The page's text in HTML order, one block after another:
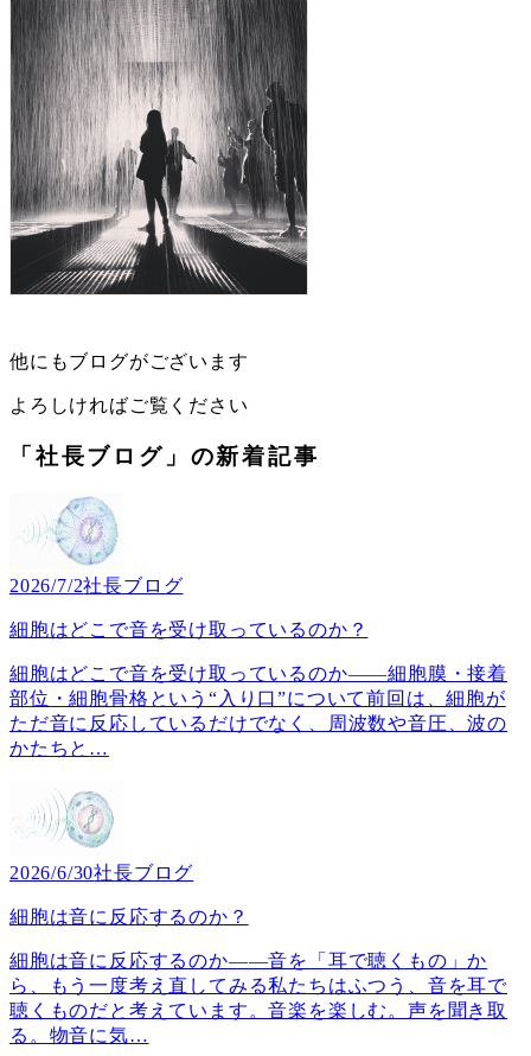
他にもブログがございます
よろしければご覧ください
「社長ブログ」の新着記事
2026/7/2社長ブログ
細胞はどこで音を受け取っているのか？
細胞はどこで音を受け取っているのか――細胞膜・接着
部位・細胞骨格という“入り口”について前回は、細胞が
ただ音に反応しているだけでなく、周波数や音圧、波の
かたちと …
2026/6/30社長ブログ
細胞は音に反応するのか？
細胞は音に反応するのか――音を「耳で聴くもの」か
ら、もう一度考え直してみる私たちはふつう、音を耳で
聴くものだと考えています。音楽を楽しむ。声を聞き取
る。物音に気…